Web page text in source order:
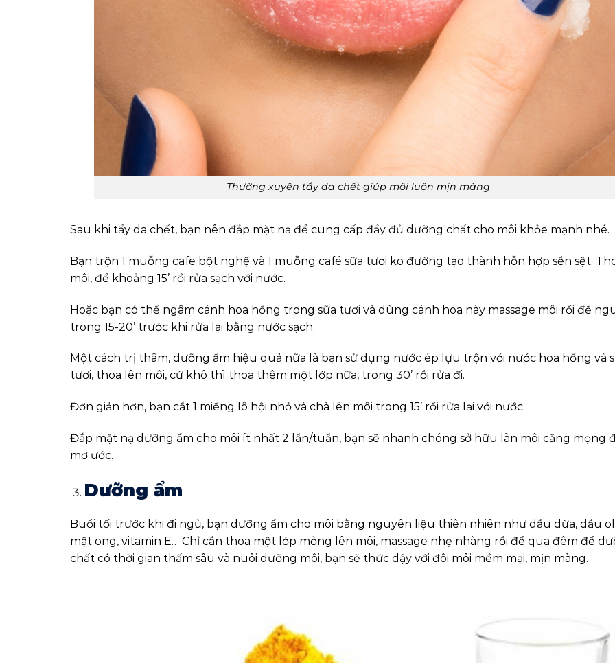
Thường xuyên tẩy da chết giúp môi luôn mịn màng
Sau khi tẩy da chết, bạn nên đắp mặt nạ để cung cấp đầy đủ dưỡng chất cho môi khỏe mạnh nhé.
Bạn trộn 1 muỗng cafe bột nghệ và 1 muỗng café sữa tươi ko đường tạo thành hỗn hợp sền sệt.
môi, để khoảng 15’ rồi rửa sạch với nước.
Hoặc bạn có thể ngâm cánh hoa hồng trong sữa tươi và dùng cánh hoa này massage môi rồi để
trong 15-20’ trước khi rửa lại bằng nước sạch.
Một cách trị thâm, dưỡng ẩm hiệu quả nữa là bạn sử dụng nước ép lựu trộn với nước hoa hồng và
tươi, thoa lên môi, cứ khô thì thoa thêm một lớp nữa, trong 30’ rồi rửa đi.
Đơn giản hơn, bạn cắt 1 miếng lô hội nhỏ và chà lên môi trong 15’ rồi rửa lại với nước.
Đắp mặt nạ dưỡng ẩm cho môi ít nhất 2 lần/tuần, bạn sẽ nhanh chóng sở hữu làn môi căng mọng
mơ ước.
Dưỡng ẩm
Buổi tối trước khi đi ngủ, bạn dưỡng ẩm cho môi bằng nguyên liệu thiên nhiên như dầu dừa, dầu
mật ong, vitamin E… Chỉ cần thoa một lớp mỏng lên môi, massage nhẹ nhàng rồi để qua đêm để
chất có thời gian thấm sâu và nuôi dưỡng môi, bạn sẽ thức dậy với đôi môi mềm mại, mịn màng.